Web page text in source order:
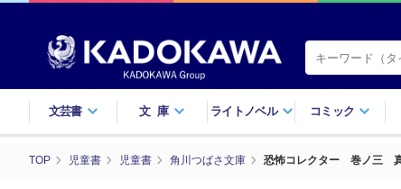
文芸書 文庫 ライトノベル コミック
TOP 児童書 児童書 角川つばさ文庫 恐怖コレクター 巻ノ三